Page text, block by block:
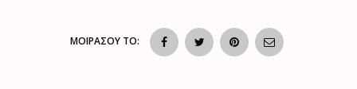
ΜΟΙΡΑΣΟΥ ΤΟ: